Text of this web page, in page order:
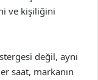
ve kişiliğini
değil, aynı
saat, markanın